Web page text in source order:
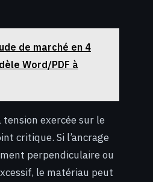
de marché en 4
Word/PDF à
tension exercée sur le
critique. Si l’ancrage
perpendiculaire ou
le matériau peut